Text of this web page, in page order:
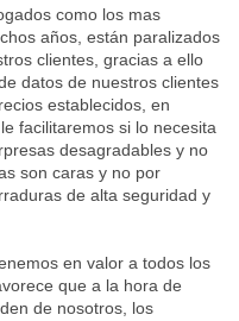
como los mas
años, están paralizados
clientes, gracias a ello
datos de nuestros clientes
establecidos, en
facilitaremos si lo necesita
desagradables y no
son caras y no por
de alta seguridad y
en valor a todos los
que a la hora de
de nosotros, los